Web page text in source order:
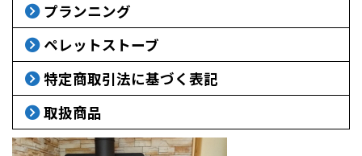
プランニング
ペレットストーブ
特定商取引法に基づく表記
取扱商品